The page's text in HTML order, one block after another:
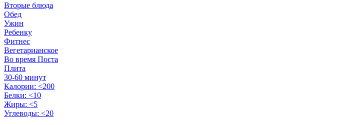
Вторые блюда
Обед
Ужин
Ребенку
Фитнес
Вегетарианское
Во время Поста
Плита
30-60 минут
Калории: <200
Белки: <10
Жиры: <5
Углеводы: <20